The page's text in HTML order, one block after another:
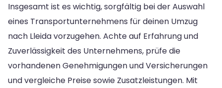
Insgesamt ist es wichtig, sorgfältig bei der Auswahl
eines Transportunternehmens für deinen Umzug
nach Lleida vorzugehen. Achte auf Erfahrung und
Zuverlässigkeit des Unternehmens, prüfe die
vorhandenen Genehmigungen und Versicherungen
und vergleiche Preise sowie Zusatzleistungen. Mit